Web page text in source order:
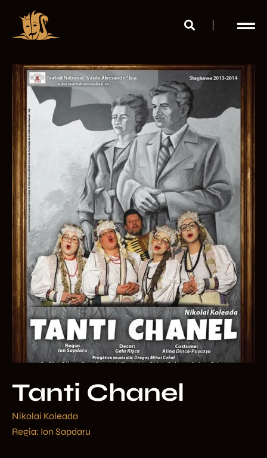
Tanti Chanel
Nikolai Koleada
Regia: Ion Sapdaru